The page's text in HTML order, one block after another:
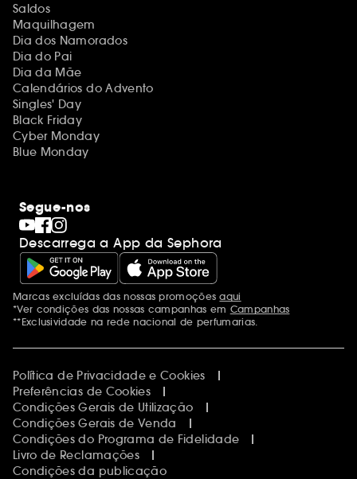
Saldos
Maquilhagem
Dia dos Namorados
Dia do Pai
Dia da Mãe
Calendários do Advento
Singles' Day
Black Friday
Cyber Monday
Blue Monday
Segue-nos
Descarrega a App da Sephora
Menções adicionais
Marcas excluídas das nossas promoçõesaqui
*Ver condições das nossas campanhas em Campanhas
**Exclusividade na rede nacional de perfumarias.
Política de Privacidade e Cookies
Preferências de Cookies
Condições Gerais de Utilização
Condições Gerais de Venda
Condições do Programa de Fidelidade
Livro de Reclamações
Condições da publicação